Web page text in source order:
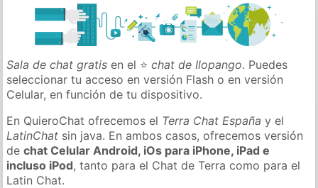
Sala de chat gratis en el ⭐chat de Ilopango. Puedes
seleccionar tu acceso en versión Flash o en versión
Celular, en función de tu dispositivo.
En QuieroChat ofrecemos el Terra Chat España y el
LatinChat sin java. En ambos casos, ofrecemos versión
dechat Celular Android, iOs para iPhone, iPad e
incluso iPod, tanto para el Chat de Terra como para el
Latin Chat.